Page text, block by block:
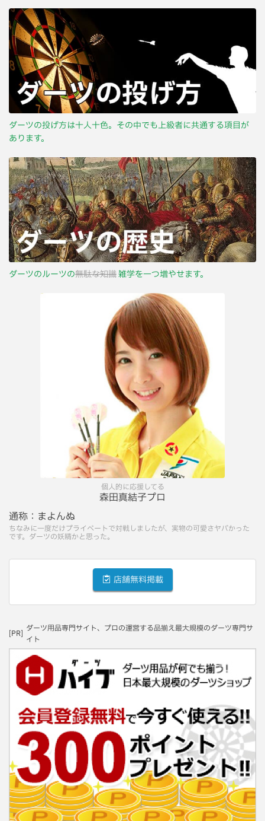
ダーツの投げ方は十人十色。その中でも上級者に共通する項目が
あります。
ダーツのルーツの無駄な知識雑学を一つ増やせます。
個人的に応援してる
森田真結子プロ
通称： まよんぬ
ちなみに一度だけプライベートで対戦しましたが、実物の可愛さヤバかった
です。ダーツの妖精かと思った。
店舗無料掲載
[PR]
ダーツ用品専門サイト、プロの運営する品揃え最大規模のダーツ専門サ
イト